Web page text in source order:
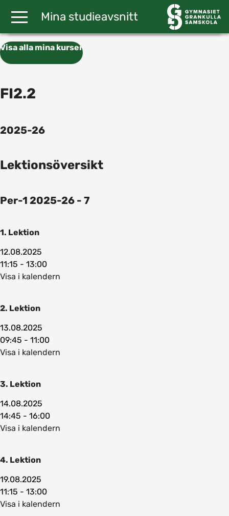
Mina studieavsnitt
Visa alla mina kurser
FI2.2
2025-26
Lektionsöversikt
Per-1 2025-26 - 7
1. Lektion
12.08.2025
11:15 - 13:00
Visa i kalendern
2. Lektion
13.08.2025
09:45 - 11:00
Visa i kalendern
3. Lektion
14.08.2025
14:45 - 16:00
Visa i kalendern
4. Lektion
19.08.2025
11:15 - 13:00
Visa i kalendern